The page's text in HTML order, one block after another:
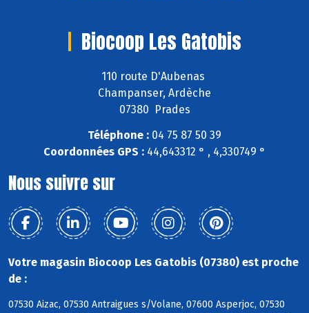
Biocoop Les Gatobis
110 route D'Aubenas
Champanser, Ardèche
07380 Prades
Téléphone : 04 75 87 50 39
Coordonnées GPS : 44,643312 ° , 4,330749 °
Nous suivre sur
Votre magasin Biocoop Les Gatobis (07380) est proche
de :
07530 Aizac, 07530 Antraigues s/Volane, 07600 Asperjoc, 07530